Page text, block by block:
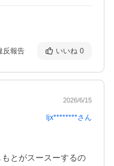
反報告 いいね 0
2026/6/15
ljx********さん
とがスースーするの